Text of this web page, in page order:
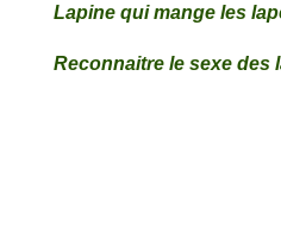
Lapine qui mange les
Reconnaitre le sexe des